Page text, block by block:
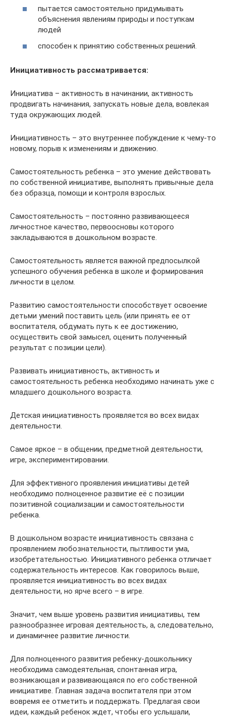
пытается самостоятельно придумывать
объяснения явлениям природы и поступкам
людей
способен к принятию собственных решений.
Инициативность рассматривается:
Инициатива – активность в начинании, активность
продвигать начинания, запускать новые дела, вовлекая
туда окружающих людей.
Инициативность – это внутреннее побуждение к чему-то
новому, порыв к изменениям и движению.
Самостоятельность ребенка – это умение действовать
по собственной инициативе, выполнять привычные дела
без образца, помощи и контроля взрослых.
Самостоятельность – постоянно развивающееся
личностное качество, первоосновы которого
закладываются в дошкольном возрасте.
Самостоятельность является важной предпосылкой
успешного обучения ребенка в школе и формирования
личности в целом.
Развитию самостоятельности способствует освоение
детьми умений поставить цель (или принять ее от
воспитателя, обдумать путь к ее достижению,
осуществить свой замысел, оценить полученный
результат с позиции цели).
Развивать инициативность, активность и
самостоятельность ребенка необходимо начинать уже с
младшего дошкольного возраста.
Детская инициативность проявляется во всех видах
деятельности.
Самое яркое – в общении, предметной деятельности,
игре, экспериментировании.
Для эффективного проявления инициативы детей
необходимо полноценное развитие её с позиции
позитивной социализации и самостоятельности
ребенка.
В дошкольном возрасте инициативность связана с
проявлением любознательности, пытливости ума,
изобретательностью. Инициативного ребенка отличает
содержательность интересов. Как говорилось выше,
проявляется инициативность во всех видах
деятельности, но ярче всего – в игре.
Значит, чем выше уровень развития инициативы, тем
разнообразнее игровая деятельность, а, следовательно,
и динамичнее развитие личности.
Для полноценного развития ребенку-дошкольнику
необходима самодеятельная, спонтанная игра,
возникающая и развивающаяся по его собственной
инициативе. Главная задача воспитателя при этом
вовремя ее отметить и поддержать. Предлагая свои
идеи, каждый ребенок ждет, чтобы его услышали,